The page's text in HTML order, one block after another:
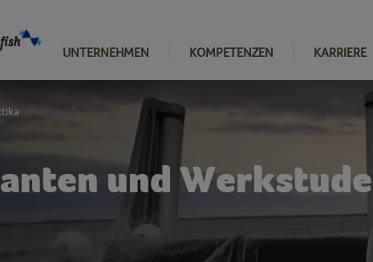
UNTERNEHMEN KOMPETENZEN KARRIERE
und